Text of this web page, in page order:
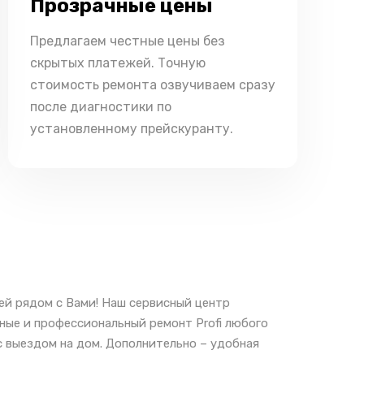
Прозрачные цены
Предлагаем честные цены без
скрытых платежей. Точную
стоимость ремонта озвучиваем сразу
после диагностики по
установленному прейскуранту.
рядом с Вами! Наш сервисный центр
и профессиональный ремонт Profi любого
на дом. Дополнительно – удобная